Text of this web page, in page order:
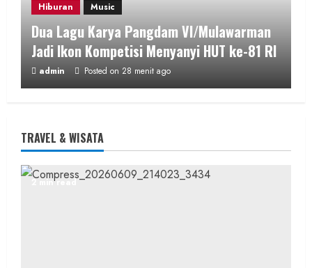
Hiburan Music
Dua Lagu Karya Pangdam VI/Mulawarman
Jadi Ikon Kompetisi Menyanyi HUT ke-81 RI
admin Posted on 28 menit ago
Wisata & Budaya
Bersama Bupati Gunungkidul Antusiasme
TRAVEL & WISATA
2 min read